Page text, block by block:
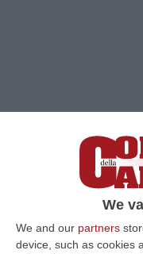
We
We and our partners
device, such as cookies